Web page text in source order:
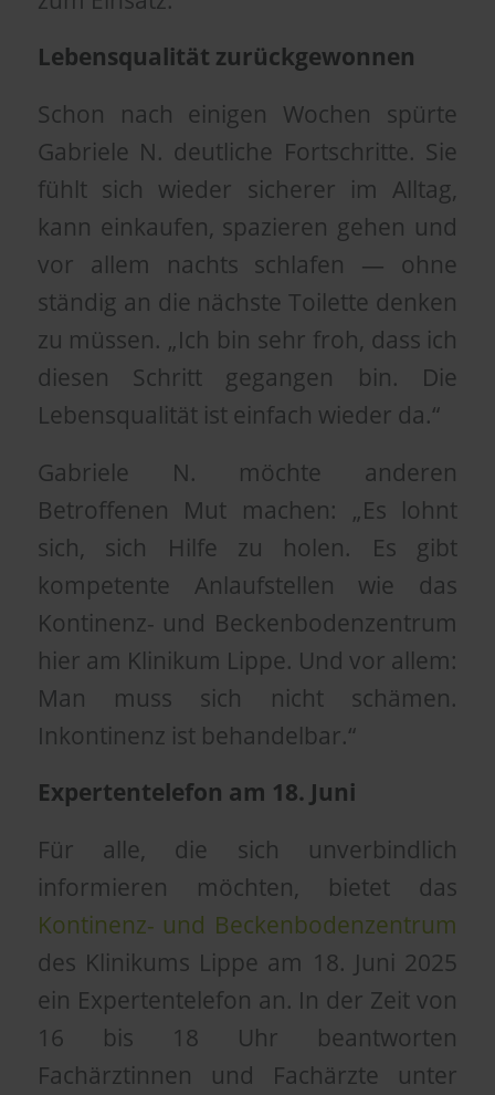
Lebensqualität zurückgewonnen
Schon nach einigen Wochen spürte
Gabriele N. deutliche Fortschritte. Sie
fühlt sich wieder sicherer im Alltag,
kann einkaufen, spazieren gehen und
vor allem nachts schlafen — ohne
ständig an die nächste Toilette denken
zu müssen. „Ich bin sehr froh, dass ich
diesen Schritt gegangen bin. Die
Lebensqualität ist einfach wieder da.“
Gabriele N. möchte anderen
Betroffenen Mut machen: „Es lohnt
sich, sich Hilfe zu holen. Es gibt
kompetente Anlaufstellen wie das
Kontinenz- und Beckenbodenzentrum
hier am Klinikum Lippe. Und vor allem:
Man muss sich nicht schämen.
Inkontinenz ist behandelbar.“
Expertentelefon am 18. Juni
Für alle, die sich unverbindlich
informieren möchten, bietet das
Kontinenz- und Beckenbodenzentrum
des Klinikums Lippe am 18. Juni 2025
ein Expertentelefon an. In der Zeit von
16 bis 18 Uhr beantworten
Fachärztinnen und Fachärzte unter